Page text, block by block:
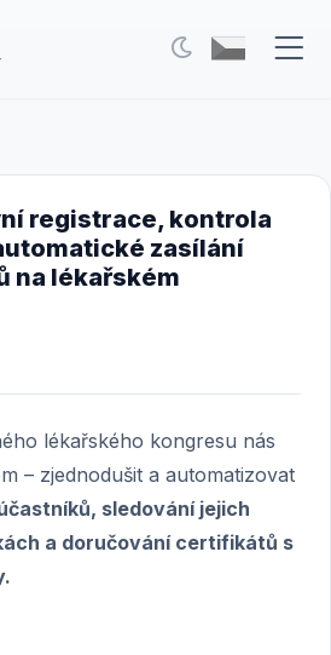
režim
registrace, kontrola
zasílání
na lékařském
lékařského kongresu nás
– zjednodušit a automatizovat
sledování jejich
a doručování certifikátů s